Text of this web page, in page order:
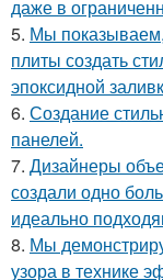
даже в
5. Мы
плиты создать
эпоксидной
6. Создание
панелей.
7. Дизайнеры
создали одно
идеально
8. Мы
узора в технике